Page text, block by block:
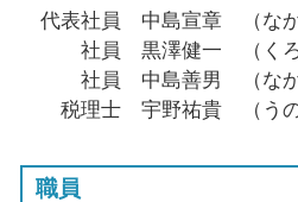
代表社員 中島宣章 （なか
社員 黒澤健一 （くろ
社員 中島善男 （なか
税理士 宇野祐貴 （うの
職員